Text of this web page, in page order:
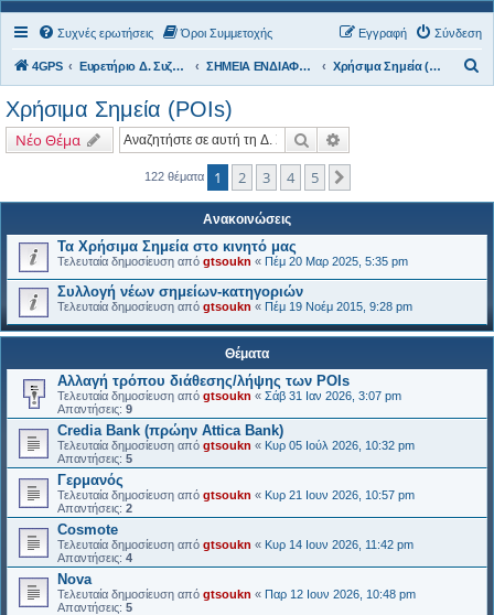
Συχνές ερωτήσεις Όροι Συμμετοχής Σύνδεση
Εγγραφή
4GPS Ευρετήριο Δ. Συζήτησης ΣΗΜΕΙΑ ΕΝΔΙΑΦΕΡΟΝΤΟΣ Χρήσιμα Σημεία (POIs)
η
Χρήσιμα Σημεία (POIs)
Νέο Θέμα Αναζήτηση
122 θέματα 1 2 3 4 5
Ανακοινώσεις
Τα Χρήσιμα Σημεία στο κινητό μας
Τελευταία δημοσίευση από gtsoukn « Πέμ 20 Μαρ 2025, 5:35 pm
Συλλογή νέων σημείων-κατηγοριών
Τελευταία δημοσίευση από gtsoukn « Πέμ 19 Νοέμ 2015, 9:28 pm
Θέματα
Αλλαγή τρόπου διάθεσης/λήψης των POIs
Τελευταία δημοσίευση από gtsoukn « Σάβ 31 Ιαν 2026, 3:07 pm
Απαντήσεις: 9
Credia Bank (πρώην Attica Bank)
Τελευταία δημοσίευση από gtsoukn « Κυρ 05 Ιούλ 2026, 10:32 pm
Απαντήσεις: 5
Γερμανός
Τελευταία δημοσίευση από gtsoukn « Κυρ 21 Ιουν 2026, 10:57 pm
Απαντήσεις: 2
Cosmote
Τελευταία δημοσίευση από gtsoukn « Κυρ 14 Ιουν 2026, 11:42 pm
Απαντήσεις: 4
Nova
Τελευταία δημοσίευση από gtsoukn « Παρ 12 Ιουν 2026, 10:48 pm
Απαντήσεις: 5